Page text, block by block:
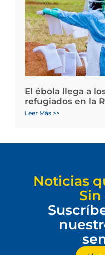
El ébola llega a
refugiados en la
Leer Más >>
Noticias